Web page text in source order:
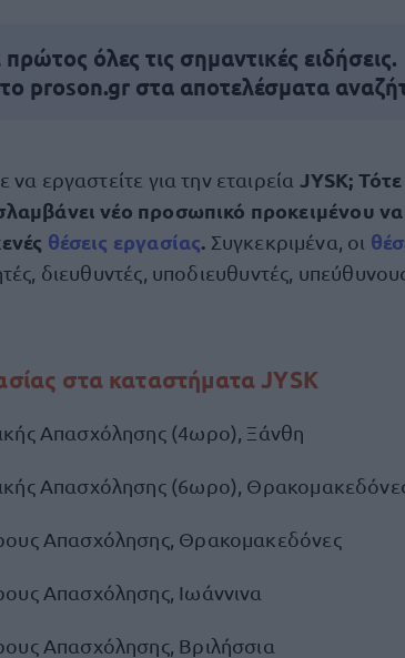
όλες τις σημαντικές ειδήσεις.
proson.gr στα αποτελέσματα
να εργαστείτε για την εταιρεία JYSK;
νέο προσωπικό προκειμένου να
θέσεις εργασίας. Συγκεκριμένα, οι
διευθυντές, υποδιευθυντές,
στα καταστήματα JYSK
Απασχόλησης (4ωρο), Ξάνθη
Απασχόλησης (6ωρο),
Απασχόλησης, Θρακομακεδόνες
Απασχόλησης, Ιωάννινα
Απασχόλησης, Βριλήσσια